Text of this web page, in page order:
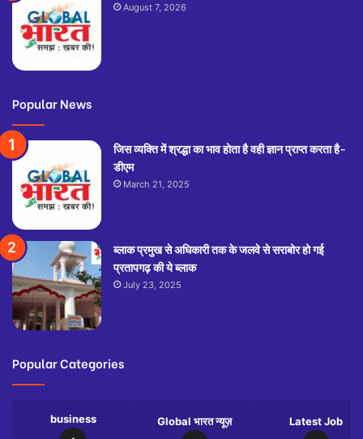
August 7, 2026
Popular News
जिस व्यक्ति में श्रद्धा का भाव होता है वही ज्ञान प्राप्त करता है-
डीएम
March 21, 2025
ब्लाक प्रमुख से अधिकारी तक के जलवे से सराबोर हो गई
प्रतापगढ़ की ये ब्लाक
July 23, 2025
Popular Categories
business Global भारत न्यूज़ Latest Job